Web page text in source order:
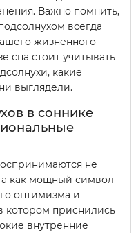
Важно помнить,
всегда
жизненного
сна стоит учитывать
какие
выглядели.
в соннике
не
а как мощный символ
оптимизма и
котором приснились
внутренние